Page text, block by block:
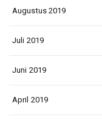
Augustus 2019
Juli 2019
Juni 2019
April 2019